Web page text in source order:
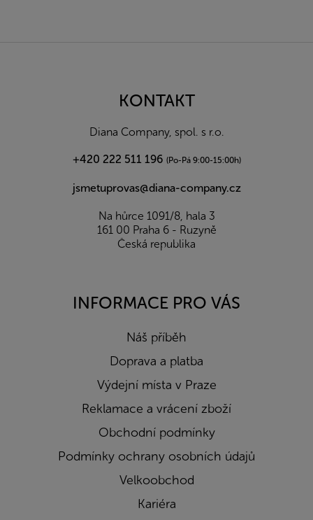
KONTAKT
Diana Company, spol. s r.o.
+420 222 511 196 (Po-Pá 9:00-15:00h)
jsmetuprovas@diana-company.cz
Na hůrce 1091/8, hala 3
161 00 Praha 6 - Ruzyně
Česká republika
INFORMACE PRO VÁS
Náš příběh
Doprava a platba
Výdejní místa v Praze
Reklamace a vrácení zboží
Obchodní podmínky
Podmínky ochrany osobních údajů
Velkoobchod
Kariéra